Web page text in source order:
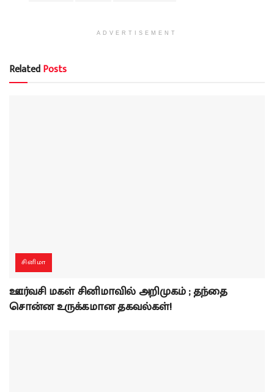
ADVERTISEMENT
RelatedPosts
சினிமா
ஊர்வசி மகள் சினிமாவில் அறிமுகம் ; தந்தை
சொன்ன உருக்கமான தகவல்கள்!